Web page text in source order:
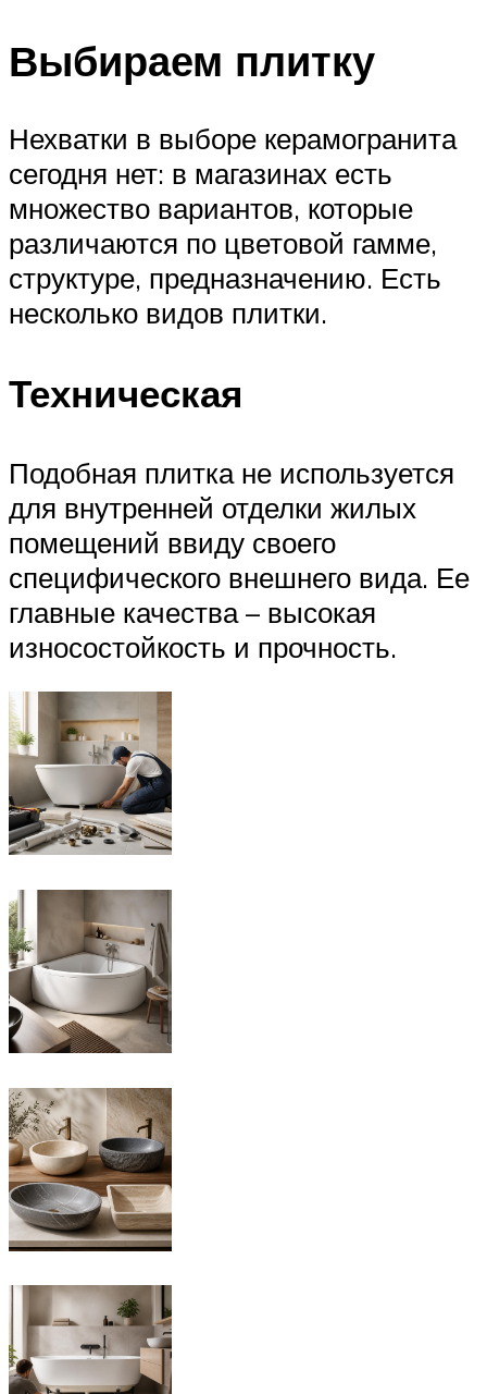
Выбираем плитку
Нехватки в выборе керамогранита
сегодня нет: в магазинах есть
множество вариантов, которые
различаются по цветовой гамме,
структуре, предназначению. Есть
несколько видов плитки.
Техническая
Подобная плитка не используется
для внутренней отделки жилых
помещений ввиду своего
специфического внешнего вида. Ее
главные качества – высокая
износостойкость и прочность.